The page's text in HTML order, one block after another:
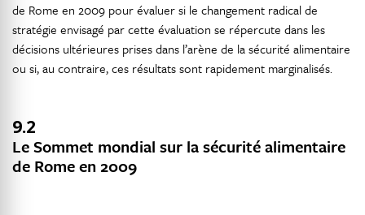
de Rome en 2009 pour évaluer si le changement radical de
stratégie envisagé par cette évaluation se répercute dans les
décisions ultérieures prises dans l’arène de la sécurité alimentaire
ou si, au contraire, ces résultats sont rapidement marginalisés.
9.2
Le Sommet mondial sur la sécurité alimentaire
de Rome en 2009